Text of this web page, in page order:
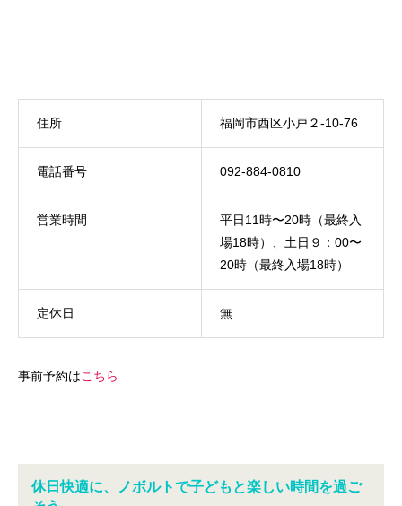
住所 福岡市西区小戸２-10-76
電話番号 092-884-0810
営業時間
平日11時〜20時（最終入
場18時）、土日９：00〜
20時（最終入場18時）
定休日 無
事前予約はこちら
休日快適に、ノボルトで子どもと楽しい時間を過ご